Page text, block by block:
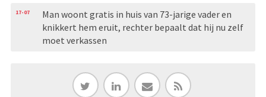
17-07
Man woont gratis in huis van 73-jarige vader en
knikkert hem eruit, rechter bepaalt dat hij nu zelf
moet verkassen